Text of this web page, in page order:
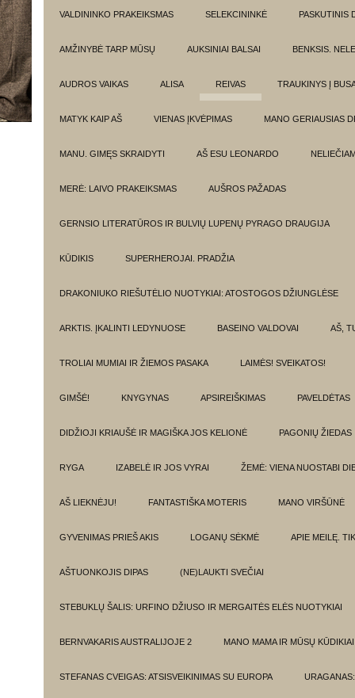
VALDININKO PRAKEIKSMAS SELEKCININKĖ PASKUTINIS
AMŽINYBĖ TARP MŪSŲ AUKSINIAI BALSAI BENKSIS.
AUDROS VAIKAS ALISA REIVAS TRAUKINYS Į
MATYK KAIP AŠ VIENAS ĮKVĖPIMAS MANO GERIAUSIAS
MANU. GIMĘS SKRAIDYTI AŠ ESU LEONARDO
MERĖ: LAIVO PRAKEIKSMAS AUŠROS PAŽADAS
GERNSIO LITERATŪROS IR BULVIŲ LUPENŲ PYRAGO DRAUGIJA
KŪDIKIS SUPERHEROJAI. PRADŽIA
DRAKONIUKO RIEŠUTĖLIO NUOTYKIAI: ATOSTOGOS DŽIUNGLĖSE
ARKTIS. ĮKALINTI LEDYNUOSE BASEINO VALDOVAI AŠ,
TROLIAI MUMIAI IR ŽIEMOS PASAKA LAIMĖS! SVEIKATOS!
GIMŠĖ! KNYGYNAS APSIREIŠKIMAS PAVELDĖTAS
DIDŽIOJI KRIAUŠĖ IR MAGIŠKA JOS KELIONĖ PAGONIŲ ŽIEDAS
RYGA IZABELĖ IR JOS VYRAI ŽEMĖ: VIENA NUOSTABI
AŠ LIEKNĖJU! FANTASTIŠKA MOTERIS MANO VIRŠŪNĖ
GYVENIMAS PRIEŠ AKIS LOGANŲ SĖKMĖ APIE MEILĘ.
AŠTUONKOJIS DIPAS (NE)LAUKTI SVEČIAI
STEBUKLŲ ŠALIS: URFINO DŽIUSO IR MERGAITĖS ELĖS NUOTYKIAI
BERNVAKARIS AUSTRALIJOJE 2 MANO MAMA IR MŪSŲ KŪDIKIAI
STEFANAS CVEIGAS: ATSISVEIKINIMAS SU EUROPA